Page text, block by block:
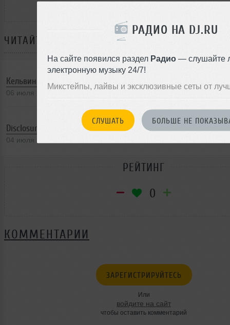
РАДИО НА DJ.RU
На сайте появился раздел Радио — слушайте
электронную музыку 24/7!
Микстейпы, лайвы и эксклюзивные сеты от
СЛУШАТЬ БОЛЬШЕ НЕ
ЧИТАЙТЕ ТАКЖЕ:
Кельвин Харрис и Авичи - самые влиятельные диджеи
06 июля 2014
Disclosure исполняют обещания
04 июля 2014
РЕЙТИНГ
0
КОММЕНТАРИИ
ЗАРЕГИСТРИРУЙТЕСЬ
Или
войдите на сайт
чтобы оставить комментарий